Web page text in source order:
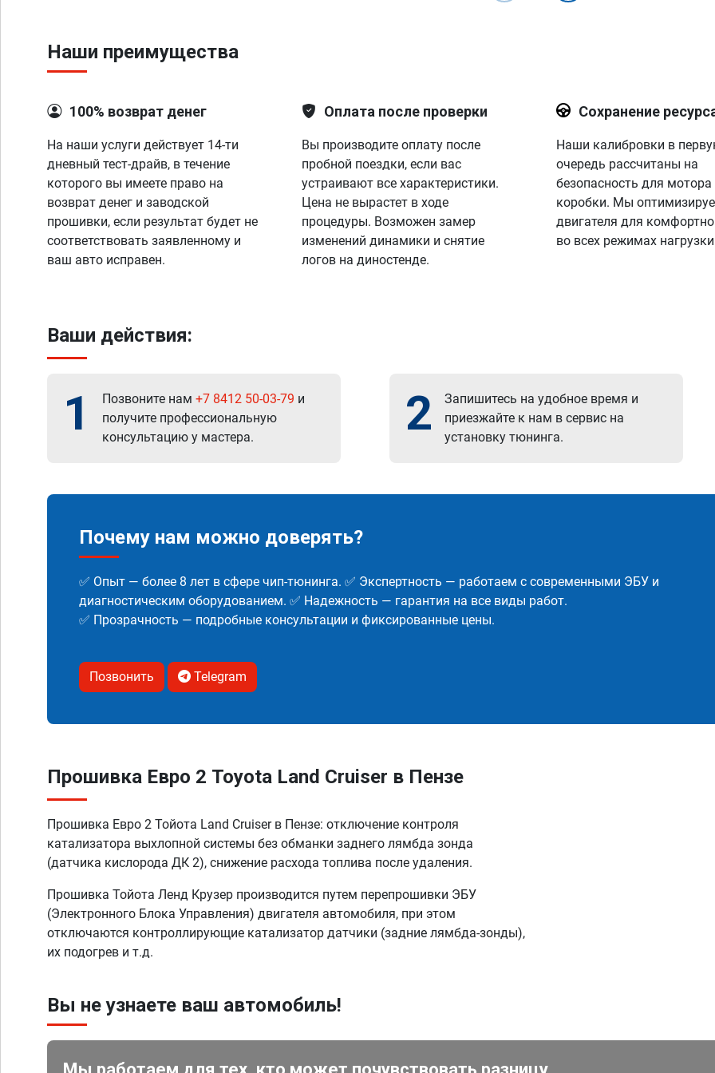
Наши преимущества
100% возврат денег
На наши услуги действует 14-ти
дневный тест-драйв, в течение
которого вы имеете право на
возврат денег и заводской
прошивки, если результат будет не
соответствовать заявленному и
ваш авто исправен.
Оплата после проверки
Вы производите оплату после
пробной поездки, если вас
устраивают все характеристики.
Цена не вырастет в ходе
процедуры. Возможен замер
изменений динамики и снятие
логов на диностенде.
Сохранение
Наши калибровки в
очередь рассчитаны на
безопасность для мотора
коробки. Мы
двигателя для
во всех режимах
Ваши действия:
1 Позвоните нам +7 8412 50-03-79 и
получите профессиональную
консультацию у мастера.
2
Запишитесь на удобное время и
приезжайте к нам в сервис на
установку тюнинга.
Почему нам можно доверять?
✅ Опыт — более 8 лет в сфере чип-тюнинга. ✅ Экспертность — работаем с современными ЭБУ и
диагностическим оборудованием. ✅ Надежность — гарантия на все виды работ.
✅ Прозрачность — подробные консультации и фиксированные цены.
Позвонить Telegram
Прошивка Евро 2 Toyota Land Cruiser в Пензе
Прошивка Евро 2 Тойота Land Cruiser в Пензе: отключение контроля
катализатора выхлопной системы без обманки заднего лямбда зонда
(датчика кислорода ДК 2), снижение расхода топлива после удаления.
Прошивка Тойота Ленд Крузер производится путем перепрошивки ЭБУ
(Электронного Блока Управления) двигателя автомобиля, при этом
отключаются контроллирующие катализатор датчики (задние лямбда-зонды),
их подогрев и т.д.
Вы не узнаете ваш автомобиль!